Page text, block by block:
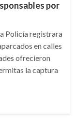
por
Policía registrara
en calles
ofrecieron
la captura